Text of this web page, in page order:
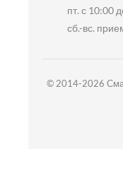
пт. с 10:00
сб.-вс.
© 2014-2026